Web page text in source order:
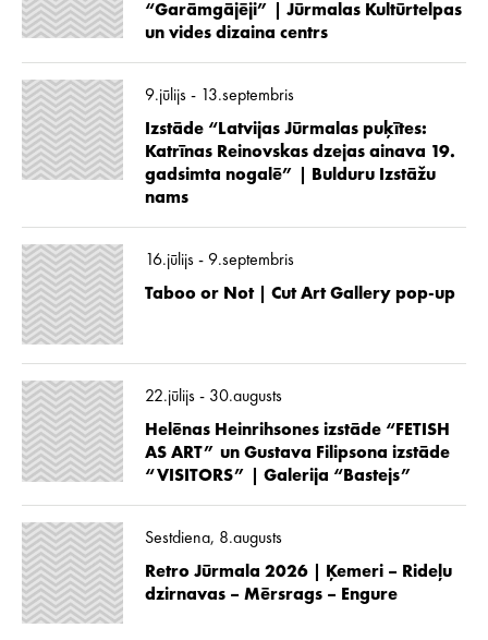
“Garāmgājēji” | Jūrmalas Kultūrtelpas
un vides dizaina centrs
9.jūlijs - 13.septembris
Izstāde “Latvijas Jūrmalas puķītes:
Katrīnas Reinovskas dzejas ainava 19.
gadsimta nogalē” | Bulduru Izstāžu
nams
16.jūlijs - 9.septembris
Taboo or Not | Cut Art Gallery pop-up
22.jūlijs - 30.augusts
Helēnas Heinrihsones izstāde “FETISH
AS ART” un Gustava Filipsona izstāde
“VISITORS” | Galerija “Bastejs”
Sestdiena, 8.augusts
Retro Jūrmala 2026 | Ķemeri – Rideļu
dzirnavas – Mērsrags – Engure